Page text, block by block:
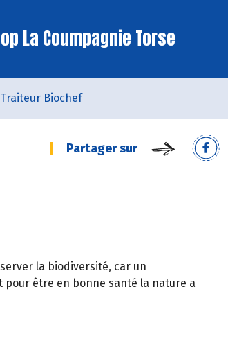
La Coumpagnie Torse
Traiteur Biochef
Partager sur
la biodiversité, car un
pour être en bonne santé la nature a